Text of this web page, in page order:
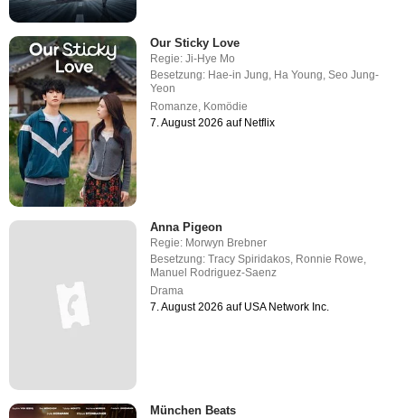
Our Sticky Love
Regie:Ji-Hye Mo
Besetzung: Hae-in Jung, Ha Young,Seo Jung-
Yeon
Romanze, Komödie
7. August 2026 auf Netflix
Anna Pigeon
Regie: Morwyn Brebner
Besetzung:Tracy Spiridakos Ronnie Rowe
Manuel Rodriguez-Saenz
Drama
7. August 2026 auf USA Network Inc.
München Beats